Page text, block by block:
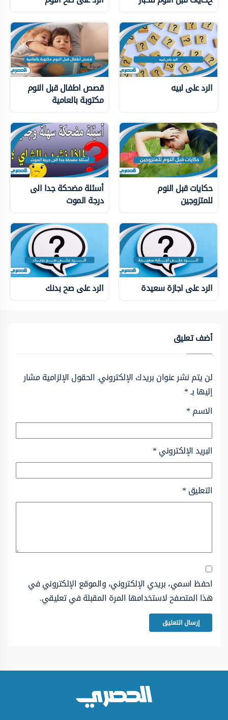
الرد على لبيه قصص اطفال قبل النوم
مكتوبة بالعامية
حكايات قبل النوم
للمتزوجين
أسئلة مضحكة جدا الى
درجة الموت
الرد على اجازة سعيدة الرد على صح بدنك
أضف تعليق
لن يتم نشر عنوان بريدك الإلكتروني. الحقول الإلزامية مشار
إليها بـ*
الاسم*
البريد الإلكتروني*
التعليق*
احفظ اسمي، بريدي الإلكتروني، والموقع الإلكتروني في
هذا المتصفح لاستخدامها المرة المقبلة في تعليقي.